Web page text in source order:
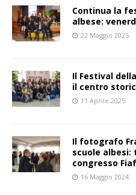
Continua la
albese:
22 Maggio 2025
Il Festival
il centro
11 Aprile 2025
Il fotografo
scuole
congresso
16 Maggio 2024